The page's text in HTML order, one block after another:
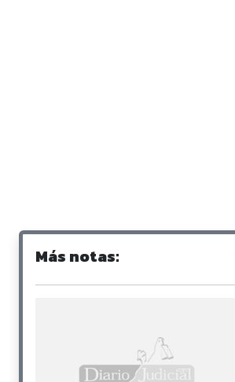
Más notas: